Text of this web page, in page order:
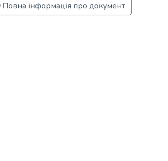
Повна інформація про документ